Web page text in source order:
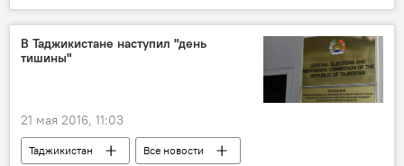
Центральная Азия
Происшествия, ЧП, криминал
В Таджикистане наступил "день
тишины"
21 мая 2016, 11:03
Таджикистан
Все новости